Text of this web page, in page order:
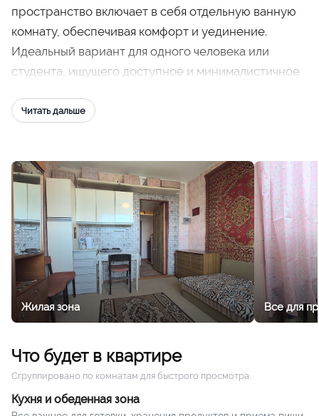
пространство включает в себя отдельную ванную
комнату, обеспечивая комфорт и уединение.
Идеальный вариант для одного человека или
студента, ищущего доступное и минималистичное
оснащена базовой мебелью и располагает к
и другим местным удобствам.
Читать дальше
Жилая зона Все для
Что будет в квартире
Сгруппировано по комнатам для быстрого просмотра.
Кухня и обеденная зона